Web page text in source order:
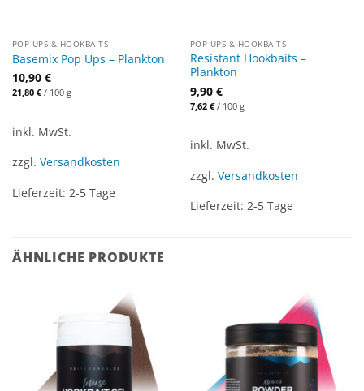
POP UPS & HOOKBAITS
Basemix Pop Ups – Plankton
10,90 €
21,80 €/ 100 g
inkl. MwSt.
zzgl. Versandkosten
Lieferzeit: 2-5 Tage
POP UPS & HOOKBAITS
Resistant Hookbaits –
Plankton
9,90 €
7,62 €/ 100 g
inkl. MwSt.
zzgl. Versandkosten
Lieferzeit: 2-5 Tage
ÄHNLICHE PRODUKTE